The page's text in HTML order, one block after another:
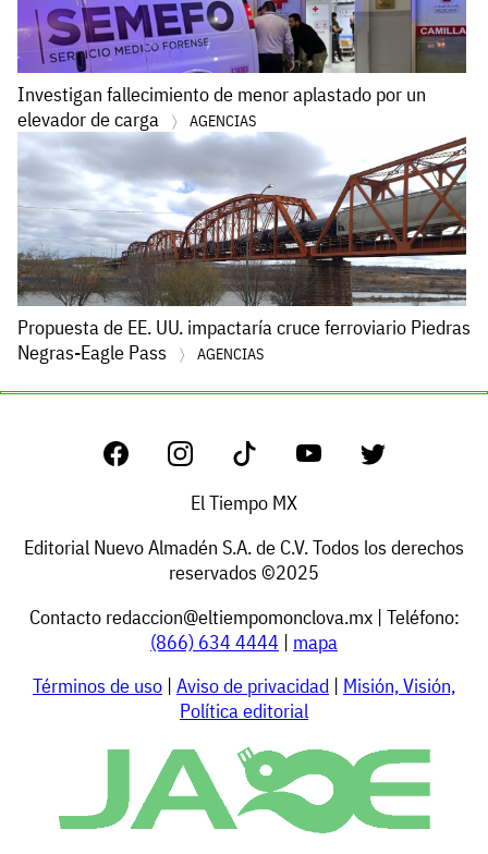
Investigan fallecimiento de menor aplastado por un
elevador de carga
AGENCIAS
Propuesta de EE. UU. impactaría cruce ferroviario Piedras
Negras-Eagle Pass
AGENCIAS
El Tiempo MX
Editorial Nuevo Almadén S.A. de C.V. Todos los derechos
reservados ©2025
Contacto redaccion@eltiempomonclova.mx| Teléfono:
(866) 634 4444 | mapa
Términos de uso | Aviso de privacidad | Misión, Visión,
Política editorial